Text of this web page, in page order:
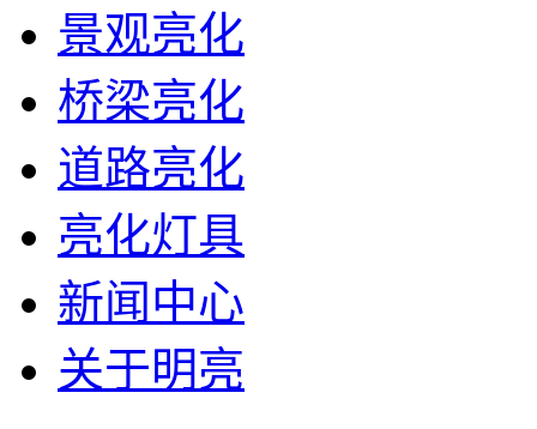
景观亮化
桥梁亮化
道路亮化
亮化灯具
新闻中心
关于明亮